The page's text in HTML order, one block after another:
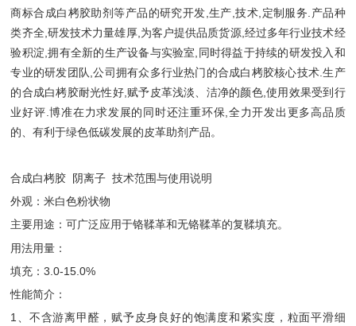
商标合成白栲胶助剂等产品的研究开发,生产,技术,定制服务.产品种
类齐全,研发技术力量雄厚,为客户提供品质货源,经过多年行业技术经
验积淀,拥有全新的生产设备与实验室,同时得益于持续的研发投入和
专业的研发团队,公司拥有众多行业热门的合成白栲胶核心技术.生产
的合成白栲胶耐光性好,赋予皮革浅淡、洁净的颜色,使用效果受到行
业好评.博准在力求发展的同时还注重环保,全力开发出更多高品质
的、有利于绿色低碳发展的皮革助剂产品。
合成白栲胶 阴离子 技术范围与使用说明
外观：米白色粉状物
主要用途：可广泛应用于铬鞣革和无铬鞣革的复鞣填充。
用法用量：
填充：3.0-15.0%
性能简介：
1、不含游离甲醛，赋予皮身良好的饱满度和紧实度，粒面平滑细